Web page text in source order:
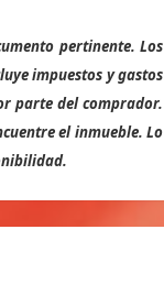
pertinente. Los
impuestos y gastos
parte del comprador.
el inmueble. Lo